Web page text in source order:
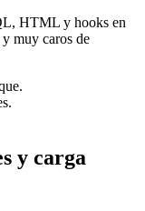
HTML y hooks en
muy caros de
y carga